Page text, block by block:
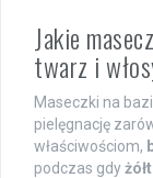
Jakie
twarz i
Maseczki na
pielęgnację
właściwościom,
podczas gdy